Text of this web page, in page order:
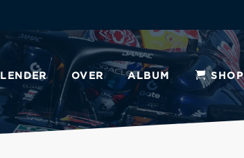
OVER ALBUM SHOP